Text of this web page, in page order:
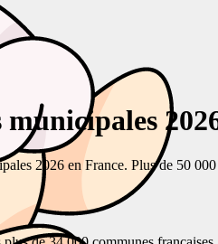
2026 en France. Plus de 50